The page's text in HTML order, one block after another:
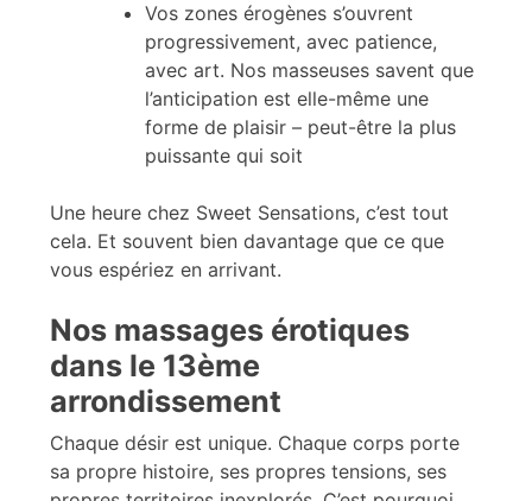
Vos zones érogènes s’ouvrent
progressivement, avec patience,
avec art. Nos masseuses savent que
l’anticipation est elle-même une
forme de plaisir – peut-être la plus
puissante qui soit
Une heure chez Sweet Sensations, c’est tout
cela. Et souvent bien davantage que ce que
vous espériez en arrivant.
Nos massages érotiques
dans le 13ème
arrondissement
Chaque désir est unique. Chaque corps porte
sa propre histoire, ses propres tensions, ses